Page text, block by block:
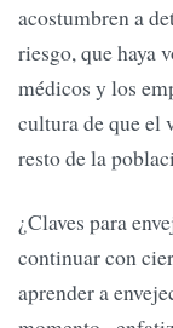
acostumbren a
riesgo, que haya
médicos y los
cultura de que el
resto de la
¿Claves para
continuar con
aprender a